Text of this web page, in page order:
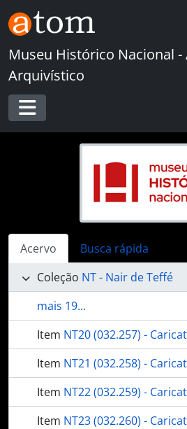
Skip to main content
Museu Histórico Nacional -
Arquivístico
Toggle navigation
Acervo
Busca rápida
Coleção NT - Nair de Teffé
mais 19...
Item NT20 (032.257) - Caricatura do
Item NT21 (032.258) - Caricatura, provavelmente do
Item NT22 (032.259) - Caricatura de casamento de Rivadávia Corrêa, assistido, da esquerda para direita,
Item NT23 (032.260) - Caricatura do casamento